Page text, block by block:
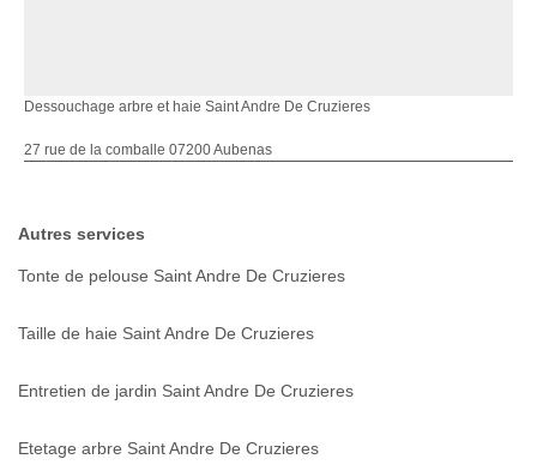
Dessouchage arbre et haie Saint Andre De Cruzieres
27 rue de la comballe 07200 Aubenas
Autres services
Tonte de pelouse Saint Andre De Cruzieres
Taille de haie Saint Andre De Cruzieres
Entretien de jardin Saint Andre De Cruzieres
Etetage arbre Saint Andre De Cruzieres